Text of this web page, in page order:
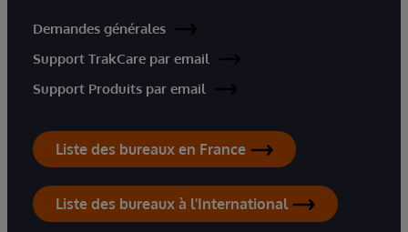
Demandes générales
Support TrakCare par email
Support Produits par email
Liste des bureaux en France
Liste des bureaux à l'International